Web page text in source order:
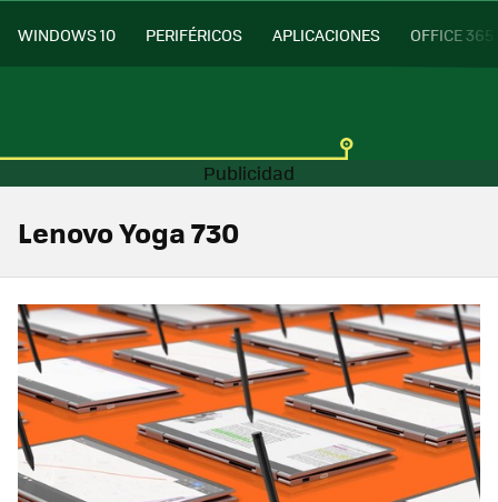
WINDOWS 10 PERIFÉRICOS APLICACIONES OFFICE 365
Lenovo Yoga 730